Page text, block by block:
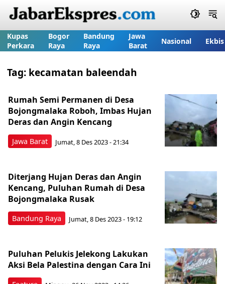
Kupas
Perkara
Bogor
Raya
Bandung
Raya
Jawa
Barat
Nasional Ekbis
Tag: kecamatan baleendah
Jawa Barat
Rumah Semi Permanen di Desa
Bojongmalaka Roboh, Imbas Hujan
Deras dan Angin Kencang
Jumat, 8 Des 2023 - 21:34
Bandung Raya
Diterjang Hujan Deras dan Angin
Kencang, Puluhan Rumah di Desa
Bojongmalaka Rusak
Jumat, 8 Des 2023 - 19:12
Puluhan Pelukis Jelekong Lakukan
Aksi Bela Palestina dengan Cara Ini